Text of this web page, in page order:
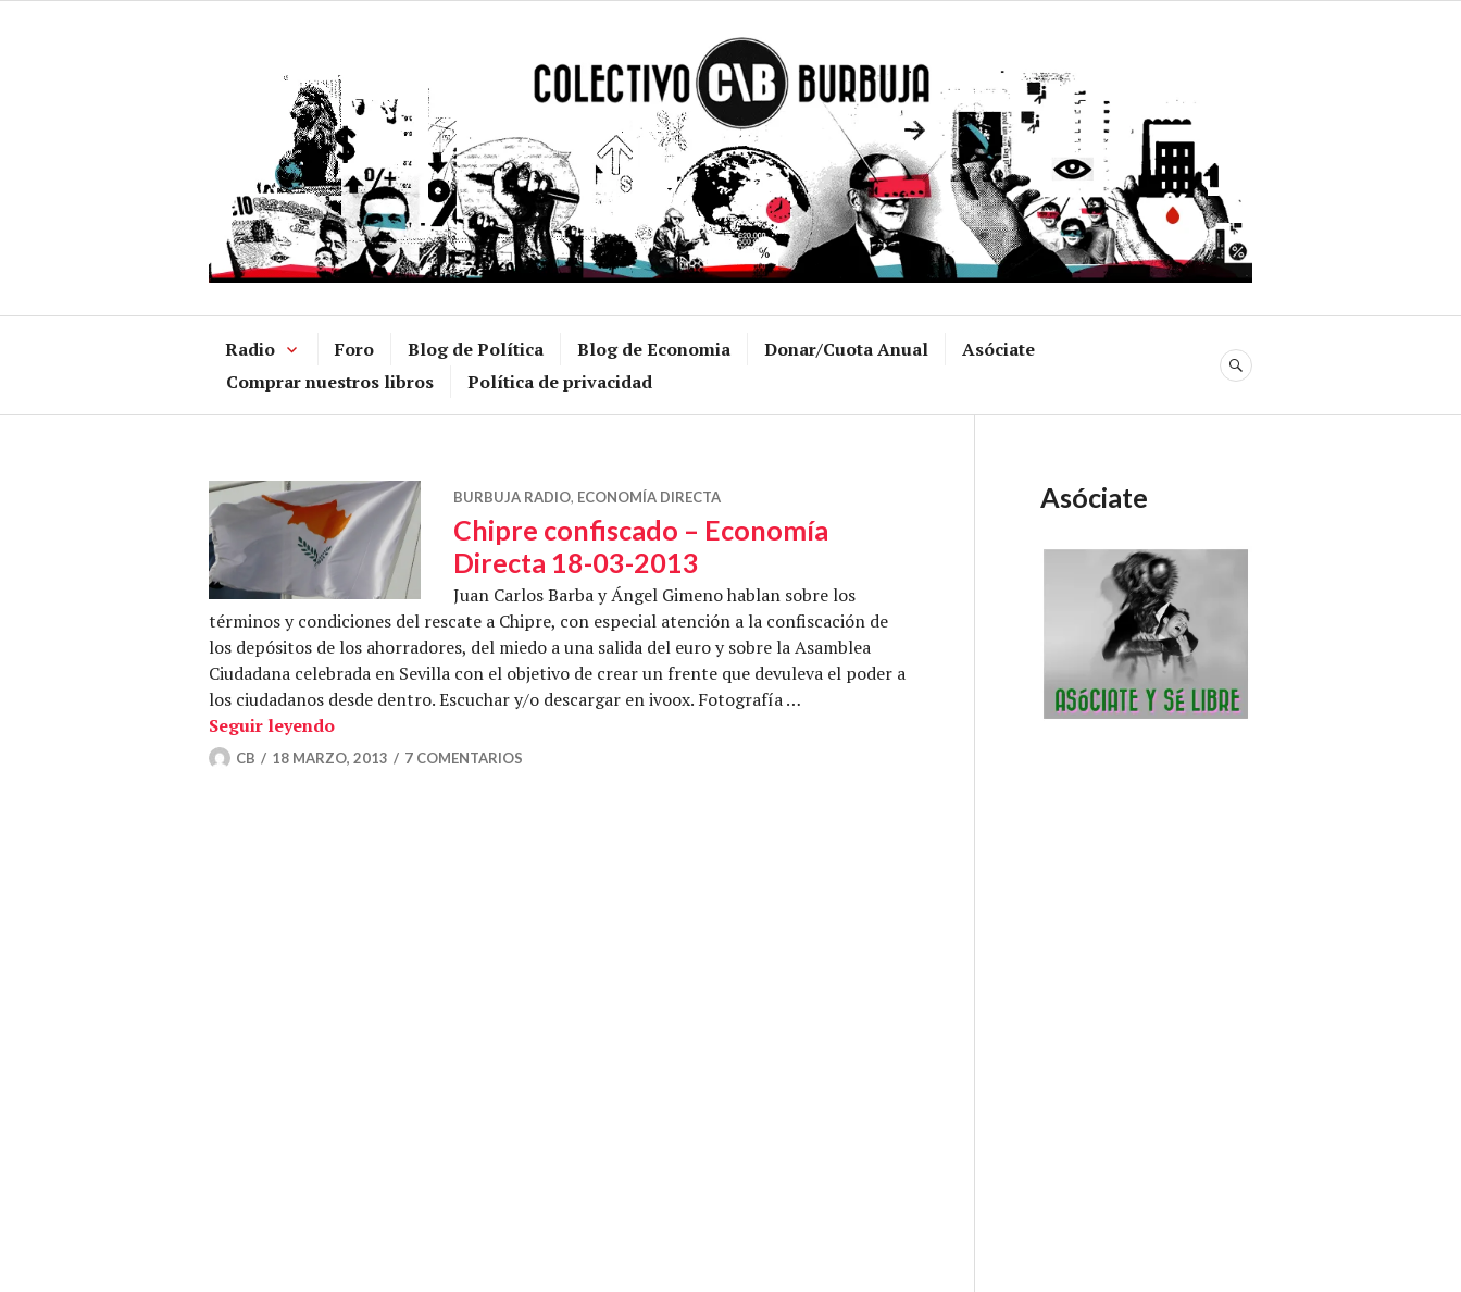
Radio Foro Blog de Política Blog de Economia Donar/Cuota Anual
Asóciate
Comprar nuestros libros
Política de privacidad
BUSCAR
BURBUJA RADIO, ECONOMÍA DIRECTA
Chipre confiscado – Economía
Directa 18-03-2013
Juan Carlos Barba y Ángel Gimeno hablan sobre los
términos y condiciones del rescate a Chipre, con especial atención a la confiscación de
los depósitos de los ahorradores, del miedo a una salida del euro y sobre la Asamblea
Ciudadana celebrada en Sevilla con el objetivo de crear un frente que devuleva el poder a
los ciudadanos desde dentro. Escuchar y/o descargar en ivoox. Fotografía …
Seguir leyendoChipre confiscado – Economía Directa 18-03-2013
CB 18 MARZO, 2013 7 COMENTARIOS
Asóciate